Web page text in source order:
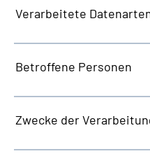
Verarbeitete
Betroffene Personen
Zwecke der